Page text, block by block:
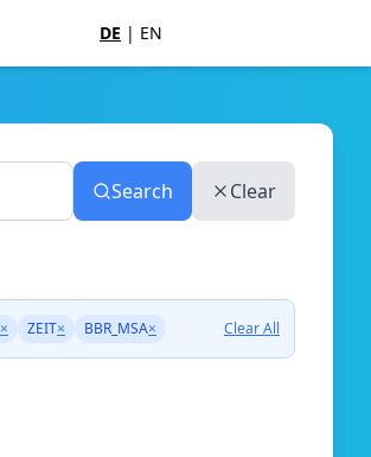
DE | EN
Search Clear
× ZEIT× BBR_MSA× Clear All